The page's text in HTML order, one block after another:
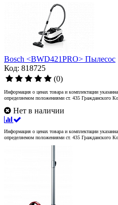
Bosch <BWD421PRO> Пылесос
Код: 818725
(0)
Информация о ценах товара и комплектации
определяемом положениями ст. 435 Гражданского
Нет в наличии
Информация о ценах товара и комплектации
определяемом положениями ст. 435 Гражданского